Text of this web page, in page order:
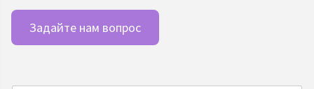
Задайте нам вопрос